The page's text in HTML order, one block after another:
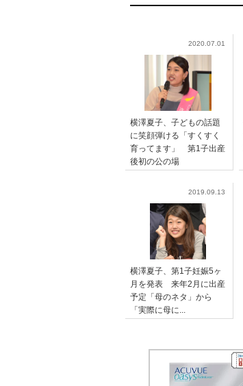
2020.07.01
横澤夏子、子どもの話題
に笑顔弾ける「すくすく
育ってます」 第1子出産
後初の公の場
2019.09.13
横澤夏子、第1子妊娠5ヶ
月を発表 来年2月に出産
予定「母のネタ」から
「実際に母に...